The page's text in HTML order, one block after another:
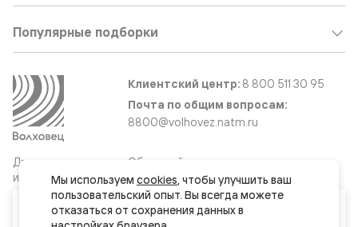
Ваш город
Двери
и интерьерные
решения
Популярные подборки
Клиентский центр: 8 800 511 30 95
Почта по общим вопросам:
8800@volhovez.natm.ru
Обратный звонок
Мы используем cookies, чтобы улучшить ваш
пользовательский опыт. Вы всегда можете
отказаться от сохранения данных в